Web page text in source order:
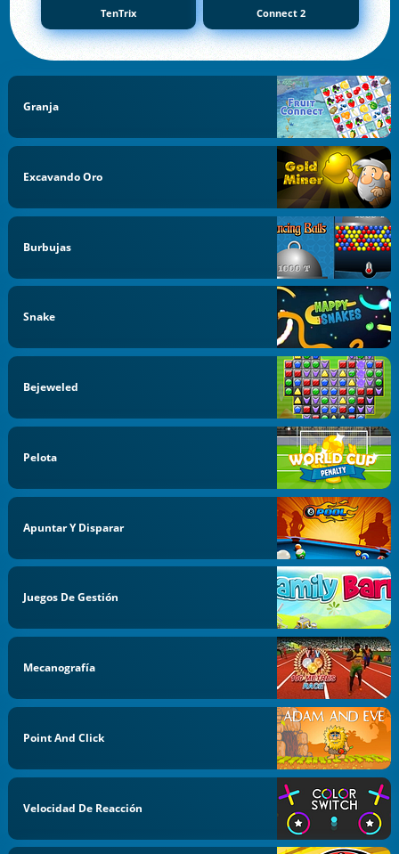
TenTrix Connect 2
Granja
Excavando Oro
Burbujas
Snake
Bejeweled
Pelota
Apuntar Y Disparar
Juegos De Gestión
Mecanografía
Point And Click
Velocidad De Reacción